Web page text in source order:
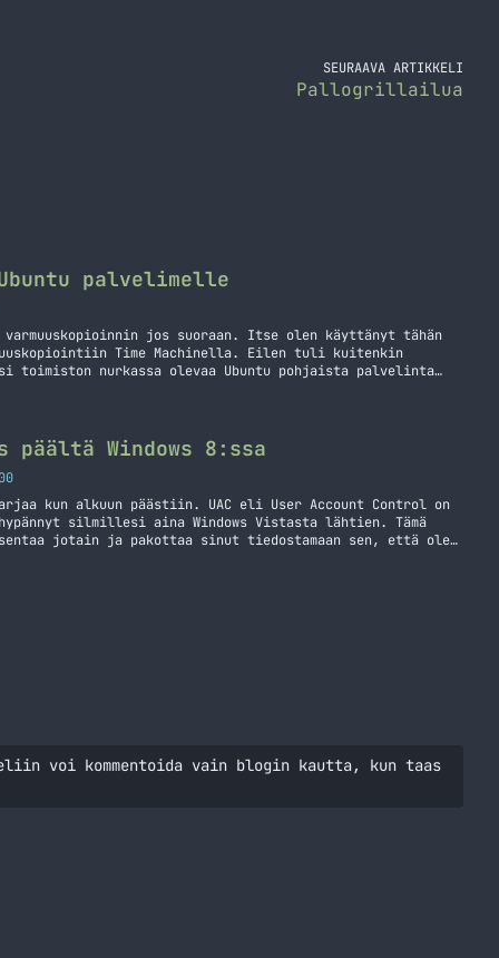
SEURAAVA ARTIKKELI
Pallogrillailua
palvelimelle
jos suoraan. Itse olen käyttänyt tähän
Time Machinella. Eilen tuli kuitenkin
toimiston nurkassa olevaa Ubuntu pohjaista palvelinta
menemään? Löysinkin nopeasti ohjeen minkä
osin mitä itse tarvitsi tehdä. Tätä operaatiota varten
päältä Windows 8:ssa
kun alkuun päästiin. UAC eli User Account Control on
silmillesi aina Windows Vistasta lähtien. Tämä
jotain ja pakottaa sinut tiedostamaan sen, että olet
voi mahdollisesti muuttaa koneen asetuksia yms.
UAC:n ottaminen pois päältä Windows 8:ssa
voi kommentoida vain blogin kautta, kun taas